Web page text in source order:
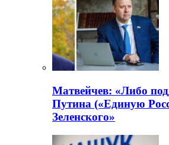
Матвейчев: «Либо
Путина («Единую
Зеленского»